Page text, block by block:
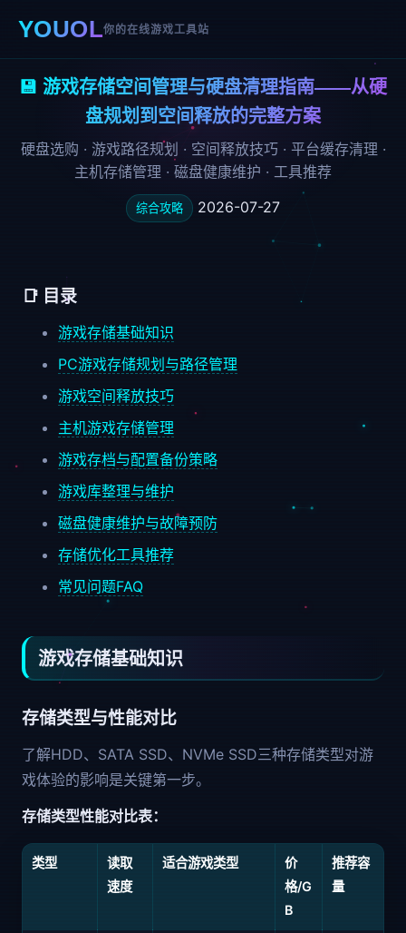
YOUOL你的在线游戏工具站
💾 游戏存储空间管理与硬盘清理指南——从硬
盘规划到空间释放的完整方案
硬盘选购 · 游戏路径规划 · 空间释放技巧 · 平台缓存清理 ·
主机存储管理 · 磁盘健康维护 · 工具推荐
综合攻略 2026-07-27
📑 目录
游戏存储基础知识
PC游戏存储规划与路径管理
游戏空间释放技巧
主机游戏存储管理
游戏存档与配置备份策略
游戏库整理与维护
磁盘健康维护与故障预防
存储优化工具推荐
常见问题FAQ
游戏存储基础知识
存储类型与性能对比
了解HDD、SATA SSD、NVMe SSD三种存储类型对游
戏体验的影响是关键第一步。
存储类型性能对比表：
类型
读取
速度
适合游戏类型
价
格/G
B
推荐容
量